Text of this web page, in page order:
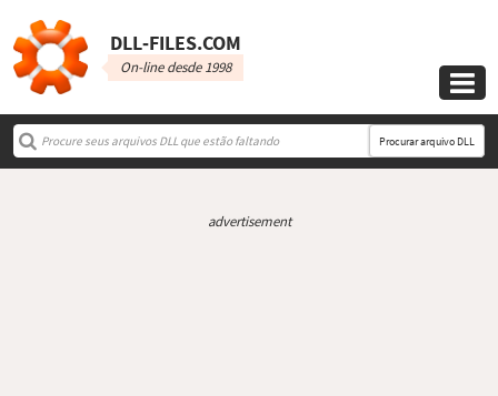
DLL‑FILES.COM
On-line desde 1998

Procurar arquivo DLL
advertisement